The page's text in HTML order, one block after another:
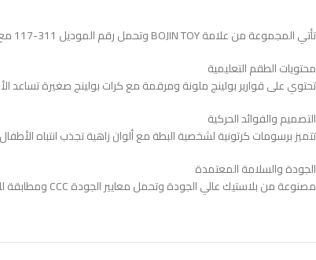
تأتي المجموعة من علامة BOJIN TOY وتحمل رقم الموديل 311-117 مع تصميم مخصص للأطفال فوق عمر ثلاث سنوات بجودة مناسبة للاستخدام الترفيهي والتعليمي داخل المنزل أو في المساحات المفتوحة
محتويات الطقم التعليمية
تحتوي على قوارير بولينج ملونة ومرقمة مع كرات بولينج صغيرة تساعد
التصميم والفوائد الحركية
تتميز برسومات كرتونية لشخصية البطة مع ألوان زاهية تجذب انتباه
الجودة والسلامة المعتمدة
مصنوعة من بلاستيك عالي الجودة وتحمل معايير الجودة CCC ومطابقة للمواصفات GB6675.1-2014 مع ضرورة إبعادها عن الأطفال دون ثلاث سنوات بسبب وجود أجزاء صغيرة داخل المجموعة